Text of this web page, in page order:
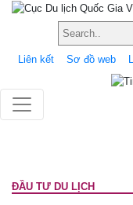
Liên kết Sơ đồ web
ÐẦU TƯ DU LỊCH